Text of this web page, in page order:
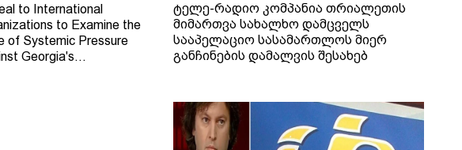
to International
to Examine the
of Systemic Pressure
Georgia's
ტელე-რადიო კომპანია თრიალეთის
მიმართვა სახალხო დამცველს
სააპელაციო სასამართლოს მიერ
განჩინების დამალვის შესახებ